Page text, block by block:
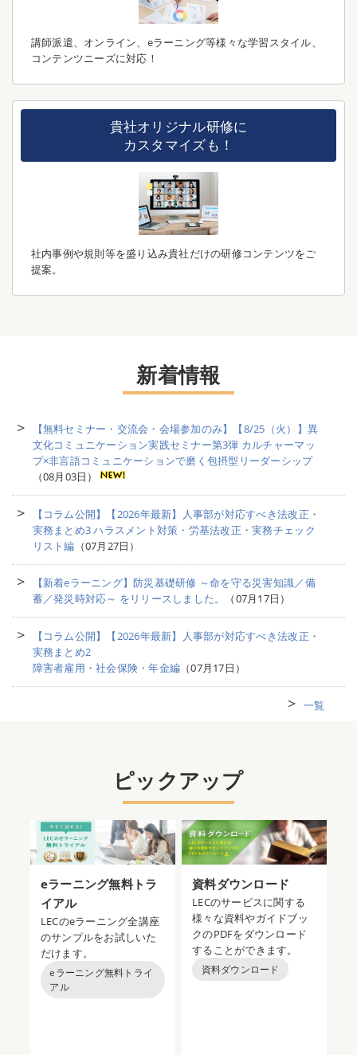
講師派遣、オンライン、eラーニング等様々な学習スタイル、
コンテンツニーズに対応！
貴社オリジナル研修に
カスタマイズも！
社内事例や規則等を盛り込み貴社だけの研修コンテンツをご
提案。
新着情報
【無料セミナー・交流会・会場参加のみ】【8/25（火）】異
文化コミュニケーション実践セミナー第3弾 カルチャーマッ
プ×非言語コミュニケーションで磨く包摂型リーダーシップ
（08月03日）
【コラム公開】【2026年最新】人事部が対応すべき法改正・
実務まとめ3 ハラスメント対策・労基法改正・実務チェック
リスト編 （07月27日）
【新着eラーニング】防災基礎研修 ～命を守る災害知識／備
蓄／発災時対応～ をリリースしました。
（07月17日）
【コラム公開】【2026年最新】人事部が対応すべき法改正・
実務まとめ2
障害者雇用・社会保険・年金編 （07月17日）
一覧
ピックアップ
eラーニング無料トラ
イアル
LECのeラーニング全講座
のサンプルをお試しいた
だけます。
eラーニング無料トライ
アル
資料ダウンロード
LECのサービスに関する
様々な資料やガイドブッ
クのPDFをダウンロード
することができます。
資料ダウンロード